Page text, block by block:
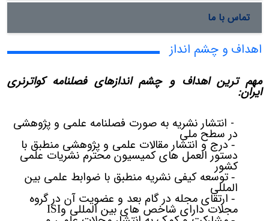
تماس با ما
اهداف و چشم انداز
مهم ترین اهداف و چشم اندازهای فصلنامه کواترنری
ایران:
- انتشار نشریه به صورت فصلنامه علمی و پژوهشی
در سطح ملی
-درج و انتشار مقالات علمی و پژوهشی منطبق با
دستور العمل های کمیسیون محترم نشریات علمی
کشور
- توسعه کیفی نشریه منطبق با ضوابط علمی بین
المللی
- ارتقای مجله در گام بعد و عضویت آن در گروه
مجلات دارای شاخص های بین المللی وISI